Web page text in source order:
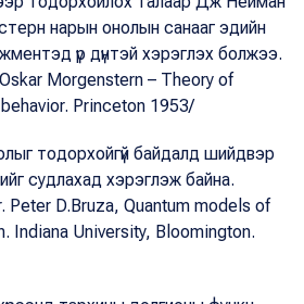
нарын онолын санааг эдийн
үр дүнтэй хэрэглэх болжээ.
Morgenstern – Theory of
Princeton 1953/
тодорхойгүй байдалд шийдвэр
судлахад хэрэглэж байна.
Peter D.Bruza, Quantum models of
Indiana University, Bloomington.